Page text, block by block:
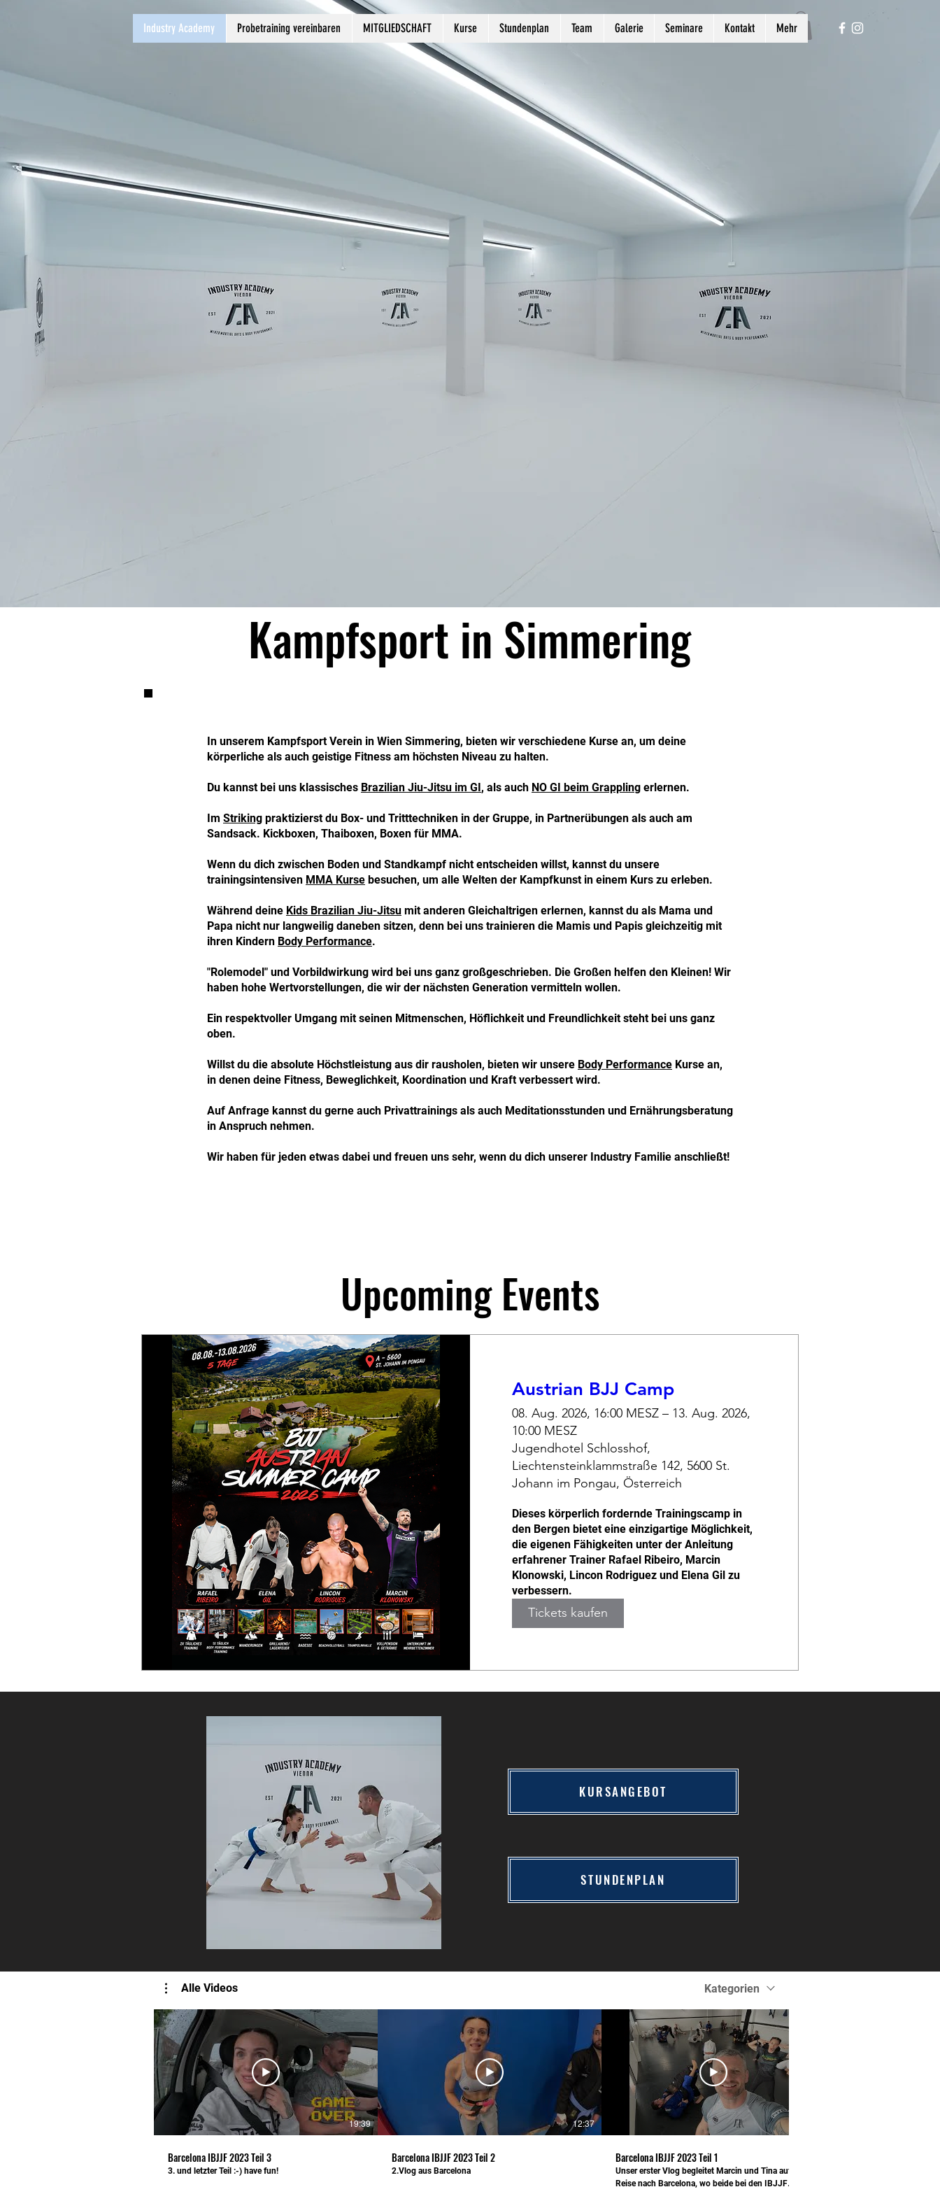
Industry Academy Probetraining vereinbaren MITGLIEDSCHAFT Kurse Stundenplan Team Galerie Seminare Kontakt Mehr
Kampfsport in Simmering
In unserem Kampfsport Verein in Wien Simmering, bieten wir verschiedene Kurse an, um deine
körperliche als auch geistige Fitness am höchsten Niveau zu halten.
Du kannst bei uns klassisches Brazilian Jiu-Jitsu im GI, als auch NO GI beim Grappling erlernen.
Im Striking praktizierst du Box- und Tritttechniken in der Gruppe, in Partnerübungen als auch am
Sandsack. Kickboxen, Thaiboxen, Boxen für MMA.
Wenn du dich zwischen Boden und Standkampf nicht entscheiden willst, kannst du unsere
trainingsintensiven MMA Kurse besuchen, um alle Welten der Kampfkunst in einem Kurs zu erleben.
Während deine Kids Brazilian Jiu-Jitsu mit anderen Gleichaltrigen erlernen, kannst du als Mama und
Papa nicht nur langweilig daneben sitzen, denn bei uns trainieren die Mamis und Papis gleichzeitig mit
ihren Kindern Body Performance.
"Rolemodel" und Vorbildwirkung wird bei uns ganz großgeschrieben. Die Großen helfen den Kleinen! Wir
haben hohe Wertvorstellungen, die wir der nächsten Generation vermitteln wollen.
Ein respektvoller Umgang mit seinen Mitmenschen, Höflichkeit und Freundlichkeit steht bei uns ganz
oben.
Willst du die absolute Höchstleistung aus dir rausholen, bieten wir unsere Body Performance Kurse an,
in denen deine Fitness, Beweglichkeit, Koordination und Kraft verbessert wird.
Auf Anfrage kannst du gerne auch Privattrainings als auch Meditationsstunden und Ernährungsberatung
in Anspruch nehmen.
Wir haben für jeden etwas dabei und freuen uns sehr, wenn du dich unserer Industry Familie anschließt!
Upcoming Events
Austrian BJJ Camp
08. Aug. 2026, 16:00 MESZ – 13. Aug. 2026,
10:00 MESZ
Jugendhotel Schlosshof,
Liechtensteinklammstraße 142, 5600 St.
Johann im Pongau, Österreich
Dieses körperlich fordernde Trainingscamp in
den Bergen bietet eine einzigartige Möglichkeit,
die eigenen Fähigkeiten unter der Anleitung
erfahrener Trainer Rafael Ribeiro, Marcin
Klonowski, Lincon Rodriguez und Elena Gil zu
verbessern.
Tickets kaufen
KURSANGEBOT
STUNDENPLAN
Alle Videos Kategorien
19:39
Barcelona IBJJF 2023 Teil 3
3. und letzter Teil :-) have fun!
12:37
Barcelona IBJJF 2023 Teil 2
2.Vlog aus Barcelona
Barcelona IBJJF 2023 Teil 1
Unser erster Vlog begleitet Marcin und Tina auf ihrer
Reise nach Barcelona, wo beide bei den IBJJF